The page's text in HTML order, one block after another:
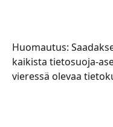
Huomautus:
kaikista tietosuoja-
vieressä olevaa